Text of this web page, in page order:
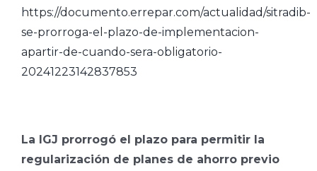
https://documento.errepar.com/actualidad/sitradib-
se-prorroga-el-plazo-de-implementacion-
apartir-de-cuando-sera-obligatorio-
20241223142837853
La IGJ prorrogó el plazo para permitir la
regularización de planes de ahorro previo